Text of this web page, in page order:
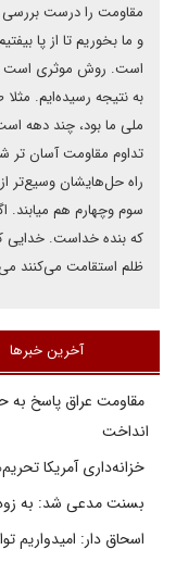
مقاومت را درست بررسی
و ما بخوریم تا از پا
است. روش موثری است که
به نتیجه رسیده‌ایم.
ملی ما بود، چند دهه
تداوم مقاومت آسان تر
راه حل‌هایشان وسیع‌تر
سوم وچهارم هم
که بنده خداست. خدایی
ظلم استقامت می‌کنند
آخرین خبرها
مقاومت عراق پاسخ به
انداخت
خزانه‌داری آمریکا
بسنت مدعی شد: به
اسحاق دار: امیدواریم